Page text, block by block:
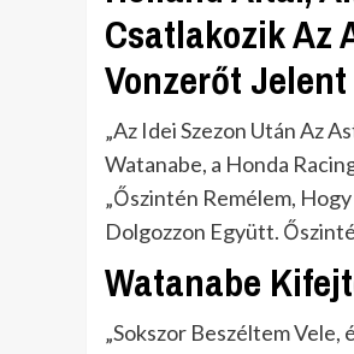
Csatlakozik Az
Vonzerőt
„Az Idei Szezon Után Az
Watanabe, a Honda
„Őszintén Remélem,
Dolgozzon Együtt.
Watanabe
„Sokszor Beszéltem